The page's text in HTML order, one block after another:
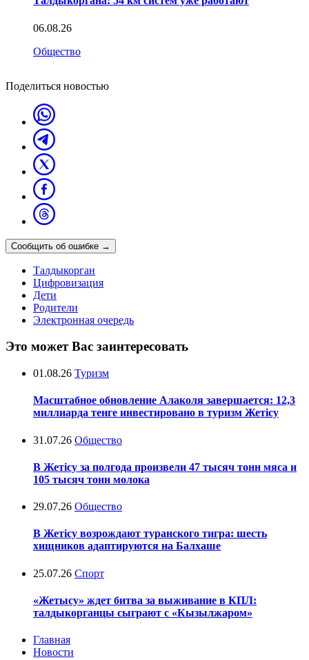
06.08.26
Общество
Поделиться новостью
Сообщить об ошибке →
Талдыкорган
Цифровизация
Дети
Родители
Электронная очередь
Это может Вас заинтересовать
01.08.26 Туризм
Масштабное обновление Алаколя завершается: 12,3
миллиарда тенге инвестировано в туризм Жетісу
31.07.26 Общество
В Жетісу за полгода произвели 47 тысяч тонн мяса и
105 тысяч тонн молока
29.07.26 Общество
В Жетісу возрождают туранского тигра: шесть
хищников адаптируются на Балхаше
25.07.26 Спорт
«Жетысу» ждет битва за выживание в КПЛ:
талдыкорганцы сыграют с «Кызылжаром»
Главная
Новости